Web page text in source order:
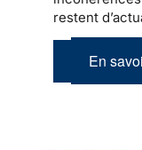
restent
En